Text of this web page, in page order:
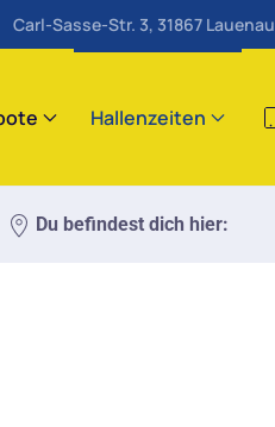
Carl-Sasse-Str. 3, 31867 Lauenau
Hallenzeiten
Du befindest dich hier: